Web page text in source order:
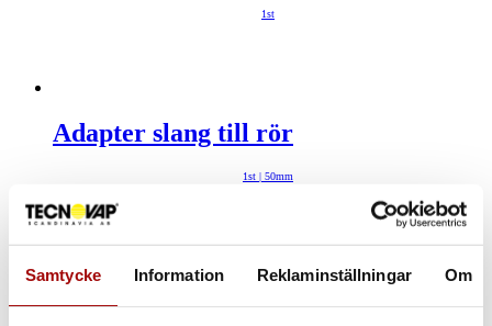
Samtycke Information Reklaminställningar Om
1st
Adapter slang till rör
1st | 50mm